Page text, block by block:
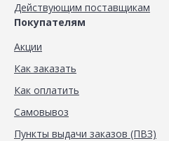
Действующим поставщикам
Покупателям
Акции
Как заказать
Как оплатить
Самовывоз
Пункты выдачи заказов (ПВЗ)